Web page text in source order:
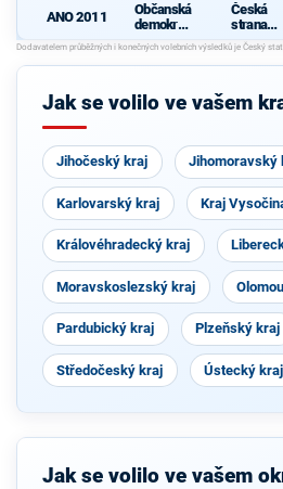
ANO 2011
Občanská
demokrati
cká strana
Česká
strana
sociálně
demokrati
cká
Jak se volilo ve vašem
Jihočeský kraj Jihomoravský
Karlovarský kraj Kraj
Královéhradecký kraj
Moravskoslezský kraj
Pardubický kraj Plzeňský kraj
Středočeský kraj Ústecký kraj
Jak se volilo ve vašem